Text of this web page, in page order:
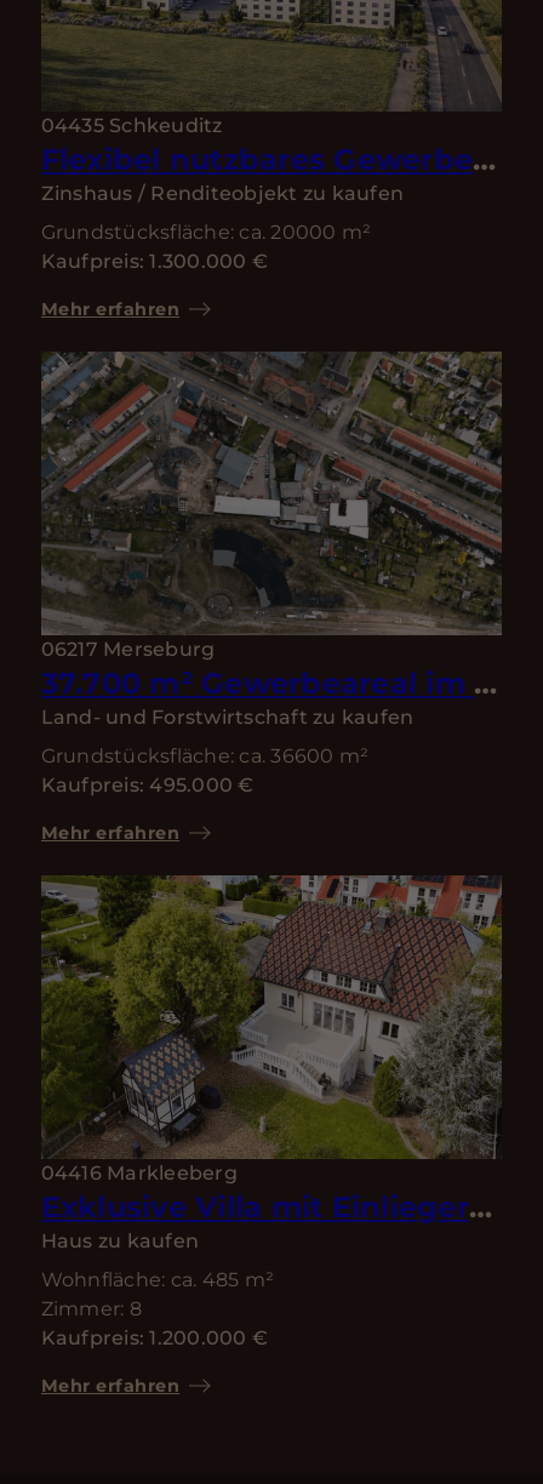
04435 Schkeuditz
Flexibel nutzbares Gewerbegrundstück in Toplage – direkt am Flughafen Leipzig/Halle
Zinshaus / Renditeobjekt zu kaufen
Grundstücksfläche: ca. 20000 m²
Kaufpreis: 1.300.000 €
Mehr erfahren
06217 Merseburg
37.700 m² Gewerbeareal im Raum Halle–Leipzig – Hallen, Wohnen & Entwicklungspotenzial
Land- und Forstwirtschaft zu kaufen
Grundstücksfläche: ca. 36600 m²
Kaufpreis: 495.000 €
Mehr erfahren
04416 Markleeberg
Exklusive Villa mit Einliegerwohnung, Doppelgarage und traumhaftem Garten- Bestlage von Markkleeberg
Haus zu kaufen
Wohnfläche: ca. 485 m²
Zimmer: 8
Kaufpreis: 1.200.000 €
Mehr erfahren